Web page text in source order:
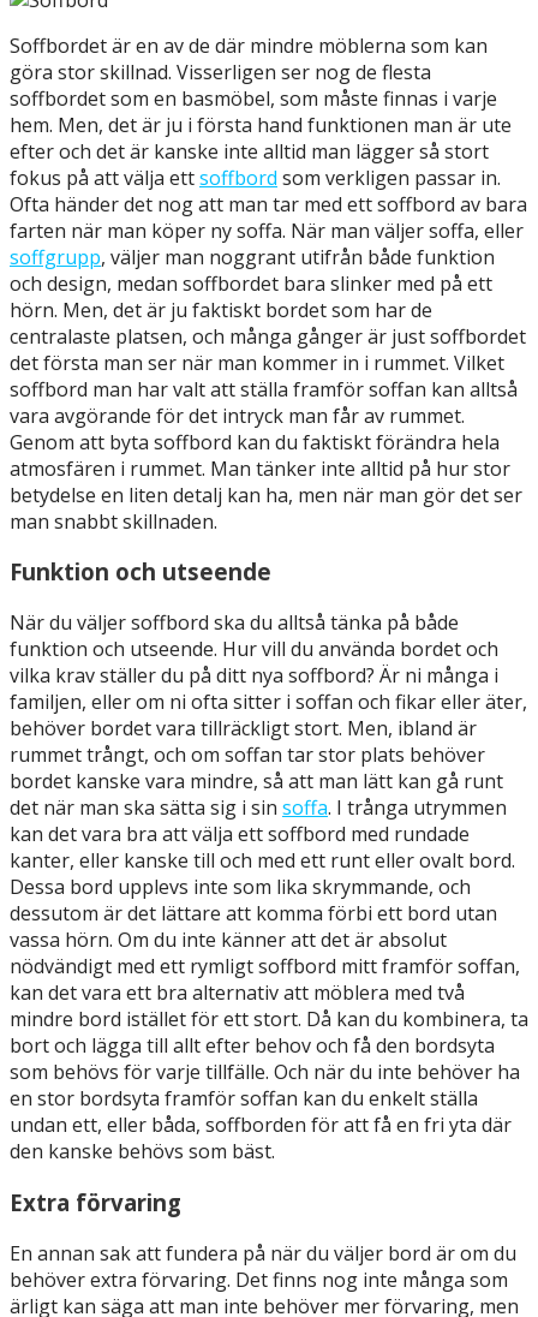
Soffbordet är en av de där mindre möblerna som kan
göra stor skillnad. Visserligen ser nog de flesta
soffbordet som en basmöbel, som måste finnas i varje
hem. Men, det är ju i första hand funktionen man är ute
efter och det är kanske inte alltid man lägger så stort
fokus på att välja ettsoffbord som verkligen passar in.
Ofta händer det nog att man tar med ett soffbord av bara
farten när man köper ny soffa. När man väljer soffa, eller
soffgrupp, väljer man noggrant utifrån både funktion
och design, medan soffbordet bara slinker med på ett
hörn. Men, det är ju faktiskt bordet som har de
centralaste platsen, och många gånger är just soffbordet
det första man ser när man kommer in i rummet. Vilket
soffbord man har valt att ställa framför soffan kan alltså
vara avgörande för det intryck man får av rummet.
Genom att byta soffbord kan du faktiskt förändra hela
atmosfären i rummet. Man tänker inte alltid på hur stor
betydelse en liten detalj kan ha, men när man gör det ser
man snabbt skillnaden.
Funktion och utseende
När du väljer soffbord ska du alltså tänka på både
funktion och utseende. Hur vill du använda bordet och
vilka krav ställer du på ditt nya soffbord? Är ni många i
familjen, eller om ni ofta sitter i soffan och fikar eller äter,
behöver bordet vara tillräckligt stort. Men, ibland är
rummet trångt, och om soffan tar stor plats behöver
bordet kanske vara mindre, så att man lätt kan gå runt
det när man ska sätta sig i sin soffa. I trånga utrymmen
kan det vara bra att välja ett soffbord med rundade
kanter, eller kanske till och med ett runt eller ovalt bord.
Dessa bord upplevs inte som lika skrymmande, och
dessutom är det lättare att komma förbi ett bord utan
vassa hörn. Om du inte känner att det är absolut
nödvändigt med ett rymligt soffbord mitt framför soffan,
kan det vara ett bra alternativ att möblera med två
mindre bord istället för ett stort. Då kan du kombinera, ta
bort och lägga till allt efter behov och få den bordsyta
som behövs för varje tillfälle. Och när du inte behöver ha
en stor bordsyta framför soffan kan du enkelt ställa
undan ett, eller båda, soffborden för att få en fri yta där
den kanske behövs som bäst.
Extra förvaring
En annan sak att fundera på när du väljer bord är om du
behöver extra förvaring. Det finns nog inte många som
ärligt kan säga att man inte behöver mer förvaring, men